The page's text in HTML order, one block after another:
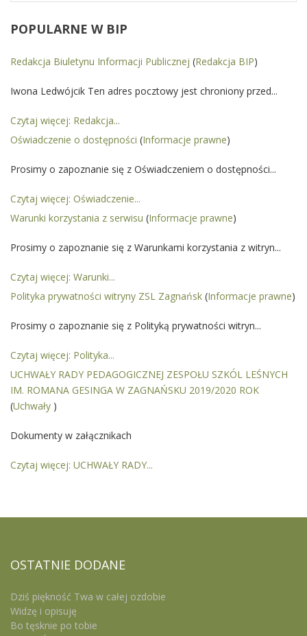
POPULARNE W BIP
Redakcja Biuletynu Informacji Publicznej (Redakcja BIP)
Iwona Ledwójcik Ten adres pocztowy jest chroniony przed...
Czytaj więcej: Redakcja...
Oświadczenie o dostępności (Informacje prawne)
Prosimy o zapoznanie się z Oświadczeniem o dostępności...
Czytaj więcej: Oświadczenie...
Warunki korzystania z serwisu (Informacje prawne)
Prosimy o zapoznanie się z Warunkami korzystania z witryn...
Czytaj więcej: Warunki...
Polityka prywatności witryny ZSL Zagnańsk (Informacje prawne)
Prosimy o zapoznanie się z Polityką prywatności witryn...
Czytaj więcej: Polityka...
UCHWAŁY RADY PEDAGOGICZNEJ ZESPOŁU SZKÓL LEŚNYCH
IM. ROMANA GESINGA W ZAGNAŃSKU 2019/2020 ROK
(Uchwały )
Dokumenty w załącznikach
Czytaj więcej: UCHWAŁY RADY...
OSTATNIE DODANE
Dziś piękność Twa w całej ozdobie
Widzę i opisuję
Bo tęsknie po tobie